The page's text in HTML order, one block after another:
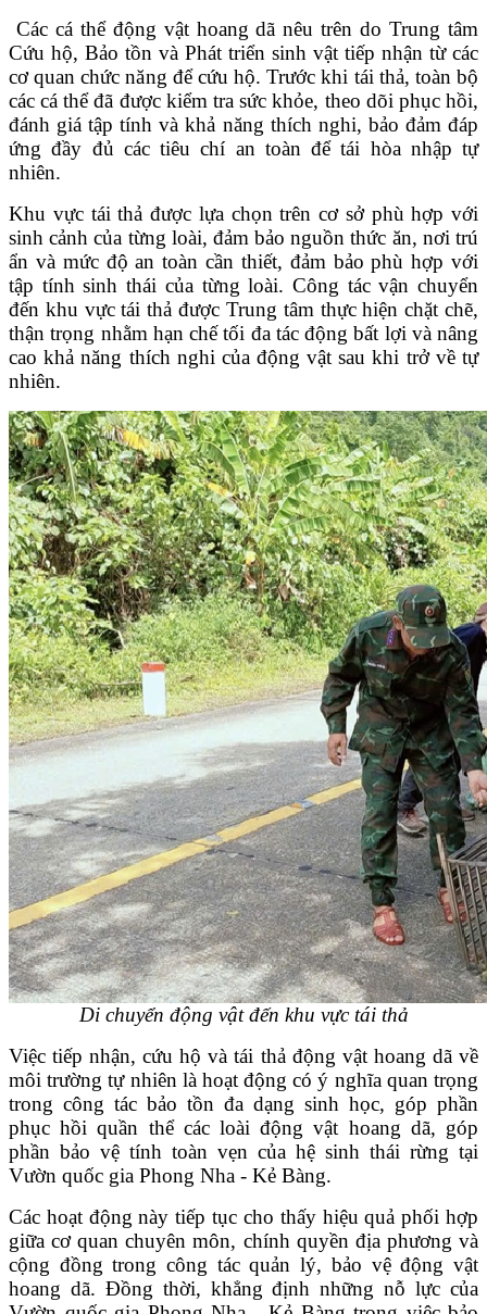
Các cá thể động vật hoang dã nêu trên do Trung tâm
Cứu hộ, Bảo tồn và Phát triển sinh vật tiếp nhận từ các
cơ quan chức năng để cứu hộ. Trước khi tái thả, toàn bộ
các cá thể đã được kiểm tra sức khỏe, theo dõi phục hồi,
đánh giá tập tính và khả năng thích nghi, bảo đảm đáp
ứng đầy đủ các tiêu chí an toàn để tái hòa nhập tự
nhiên.
Khu vực tái thả được lựa chọn trên cơ sở phù hợp với
sinh cảnh của từng loài, đảm bảo nguồn thức ăn, nơi trú
ẩn và mức độ an toàn cần thiết, đảm bảo phù hợp với
tập tính sinh thái của từng loài. Công tác vận chuyển
đến khu vực tái thả được Trung tâm thực hiện chặt chẽ,
thận trọng nhằm hạn chế tối đa tác động bất lợi và nâng
cao khả năng thích nghi của động vật sau khi trở về tự
nhiên.
Di chuyển động vật đến khu vực tái thả
Việc tiếp nhận, cứu hộ và tái thả động vật hoang dã về
môi trường tự nhiên là hoạt động có ý nghĩa quan trọng
trong công tác bảo tồn đa dạng sinh học, góp phần
phục hồi quần thể các loài động vật hoang dã, góp
phần bảo vệ tính toàn vẹn của hệ sinh thái rừng tại
Vườn quốc gia Phong Nha - Kẻ Bàng.
Các hoạt động này tiếp tục cho thấy hiệu quả phối hợp
giữa cơ quan chuyên môn, chính quyền địa phương và
cộng đồng trong công tác quản lý, bảo vệ động vật
hoang dã. Đồng thời, khẳng định những nỗ lực của